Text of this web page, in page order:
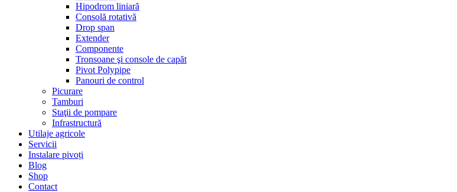
Hipodrom liniară
Consolă rotativă
Drop span
Extender
Componente
Tronsoane şi console de capăt
Pivot Polypipe
Panouri de control
Picurare
Tamburi
Staţii de pompare
Infrastructură
Utilaje agricole
Servicii
Instalare pivoți
Blog
Shop
Contact